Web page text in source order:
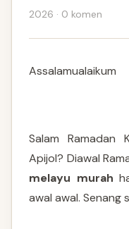
2026 · 0 komen
Assalamualaikum
Salam Ramadan
Apijol? Diawal
melayu murah
awal awal. Senang